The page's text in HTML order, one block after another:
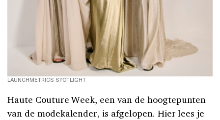
LAUNCHMETRICS SPOTLIGHT
Haute Couture Week, een van de hoogtepunten
van de modekalender, is afgelopen. Hier lees je